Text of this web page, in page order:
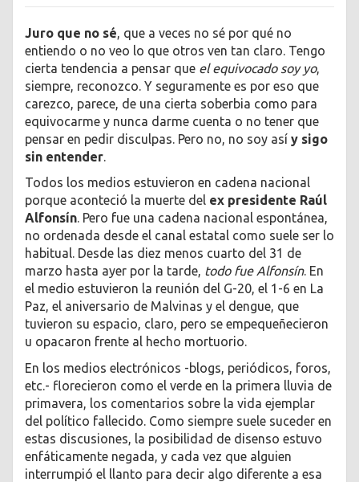
Juro que no sé, que a veces no sé por qué no
entiendo o no veo lo que otros ven tan claro. Tengo
cierta tendencia a pensar que el equivocado soy yo,
siempre, reconozco. Y seguramente es por eso que
carezco, parece, de una cierta soberbia como para
equivocarme y nunca darme cuenta o no tener que
pensar en pedir disculpas. Pero no, no soy así y sigo
sin entender.
Todos los medios estuvieron en cadena nacional
porque aconteció la muerte del ex presidente Raúl
Alfonsín. Pero fue una cadena nacional espontánea,
no ordenada desde el canal estatal como suele ser lo
habitual. Desde las diez menos cuarto del 31 de
marzo hasta ayer por la tarde, todo fue Alfonsín. En
el medio estuvieron la reunión del G-20, el 1-6 en La
Paz, el aniversario de Malvinas y el dengue, que
tuvieron su espacio, claro, pero se empequeñecieron
u opacaron frente al hecho mortuorio.
En los medios electrónicos -blogs, periódicos, foros,
etc.- florecieron como el verde en la primera lluvia de
primavera, los comentarios sobre la vida ejemplar
del político fallecido. Como siempre suele suceder en
estas discusiones, la posibilidad de disenso estuvo
enfáticamente negada, y cada vez que alguien
interrumpió el llanto para decir algo diferente a esa